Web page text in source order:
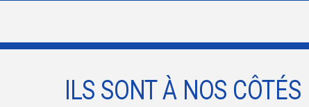
ILS SONT À NOS CÔTÉS